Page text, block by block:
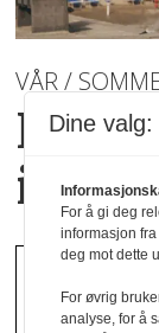
VÅR /
Dine valg:
For å gi deg
informasjon
deg mot dette
For øvrig
analyse, for å